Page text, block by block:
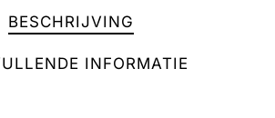
BESCHRIJVING
INFORMATIE